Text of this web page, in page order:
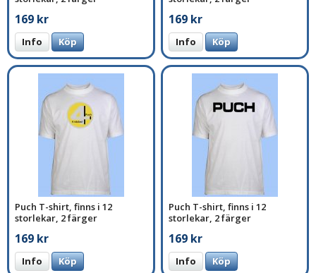
169 kr
Info Köp
169 kr
Info Köp
Puch T-shirt, finns i 12
storlekar, 2 färger
169 kr
Info Köp
Puch T-shirt, finns i 12
storlekar, 2 färger
169 kr
Info Köp